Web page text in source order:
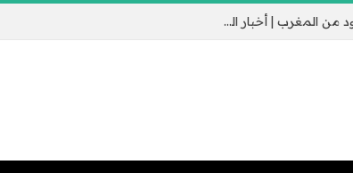
جيب سبتة الإسباني يثير القلق مع عبور الآلاف الحدود من المغرب | أخبار الهجرة